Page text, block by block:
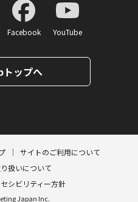
Facebook YouTube
ップへ
サイトのご利用について
扱いについて
シビリティー方針
Japan Inc.